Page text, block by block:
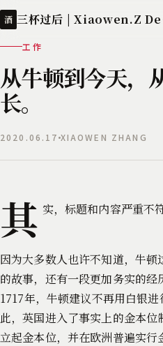
酒
工作
从牛顿到今天，
长。
2020.06.17 XIAOWEN ZHANG
其 实，标题和内容严重不符
因为大多数人也许不知道，牛
的故事，还有一段更加务实的
1717年，牛顿建议不再用白银
此，英国进入了事实上的金本
立起金本位，并在欧洲普遍实